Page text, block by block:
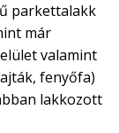
parkettalakk
már
valamint
fenyőfa)
lakkozott